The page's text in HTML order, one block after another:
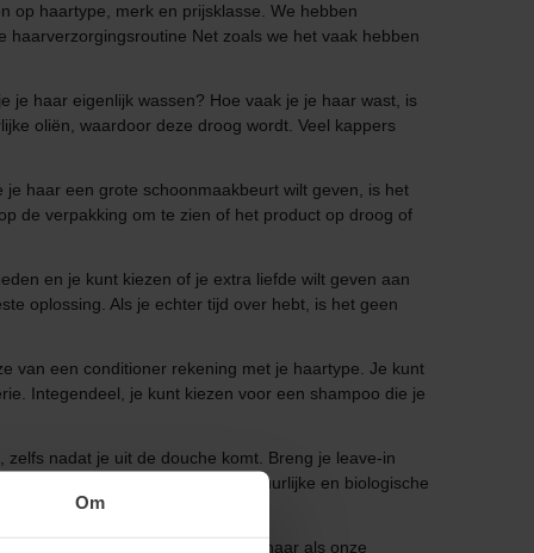
Om
op haartype, merk en prijsklasse. We hebben
Net zoals we het vaak hebben
je haar eigenlijk wassen? Hoe vaak je je haar wast, is
oliën, waardoor deze droog wordt. Veel kappers
haar een grote schoonmaakbeurt wilt geven, is het
de verpakking om te zien of het product op droog of
en je kunt kiezen of je extra liefde wilt geven aan
oplossing. Als je echter tijd over hebt, is het geen
van een conditioner rekening met je haartype. Je kunt
Integendeel, je kunt kiezen voor een shampoo die je
nadat je uit de douche komt. Breng je leave-in
föhn! Het verschil tussen natuurlijke en biologische
die vriendelijk zijn voor zowel je haar als onze